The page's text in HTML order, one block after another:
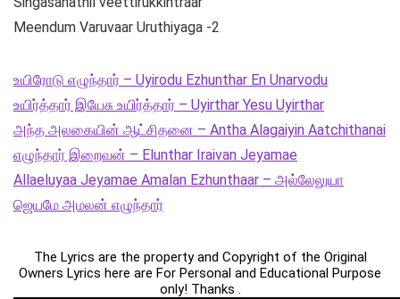
Meendum Varuvaar Uruthiyaga -2
உயிரோடு எழுந்தார் – Uyirodu Ezhunthar En Unarvodu
உயிர்த்தார் இயேசு உயிர்த்தார் – Uyirthar Yesu Uyirthar
அந்த அலகையின் ஆட்சிதனை – Antha Alagaiyin Aatchithanai
எழுந்தார் இறைவன் – Elunthar Iraivan Jeyamae
Allaeluyaa Jeyamae Amalan Ezhunthaar – அல்லேலுயா
ஜெயமே அமலன் எழுந்தார்
The Lyrics are the property and Copyright of the Original
Owners Lyrics here are For Personal and Educational Purpose
only! Thanks .